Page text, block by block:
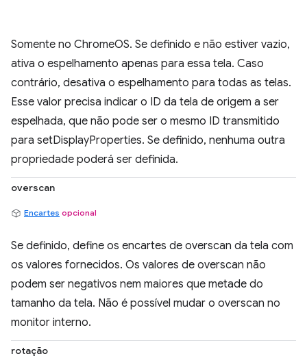
Somente no ChromeOS. Se definido e não estiver vazio,
ativa o espelhamento apenas para essa tela. Caso
contrário, desativa o espelhamento para todas as telas.
Esse valor precisa indicar o ID da tela de origem a ser
espelhada, que não pode ser o mesmo ID transmitido
para setDisplayProperties. Se definido, nenhuma outra
propriedade poderá ser definida.
overscan
Encartes opcional
Se definido, define os encartes de overscan da tela com
os valores fornecidos. Os valores de overscan não
podem ser negativos nem maiores que metade do
tamanho da tela. Não é possível mudar o overscan no
monitor interno.
rotação